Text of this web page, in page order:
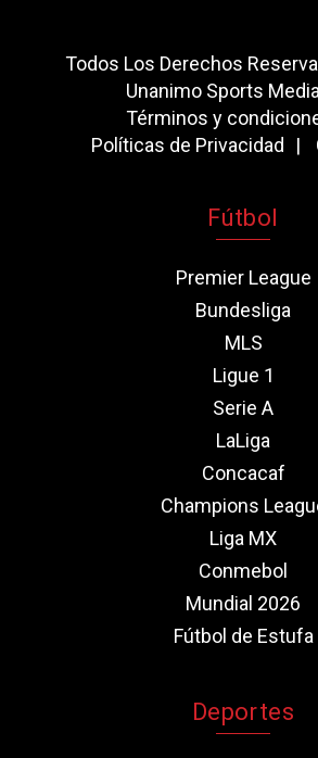
Todos Los Derechos
Unanimo Sports
Términos y
Políticas de Privacidad
Fútbol
Premier League
Bundesliga
MLS
Ligue 1
Serie A
LaLiga
Concacaf
Champions
Liga MX
Conmebol
Mundial 2026
Fútbol de Estufa
Deportes